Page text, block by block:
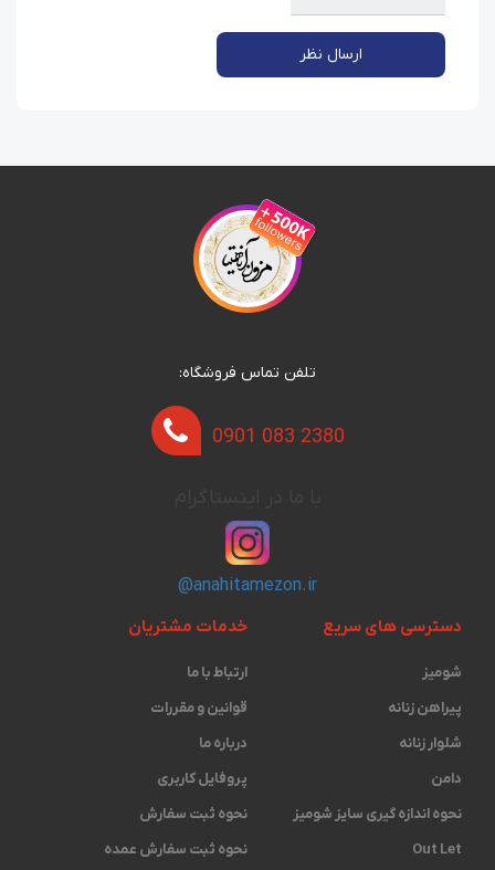
ارسال نظر
تلفن تماس فروشگاه:
0901 083 2380
@anahitamezon.ir
دسترسی های سریع
شومیز
پیراهن زنانه
شلوار زنانه
دامن
نحوه اندازه گیری ‫سایز شومیز
Out Let
خدمات مشتریان
ارتباط با ما
قوانین و مقررات
درباره ما
پروفایل کاربری
نحوه ثبت سفارش
نحوه ثبت سفارش عمده